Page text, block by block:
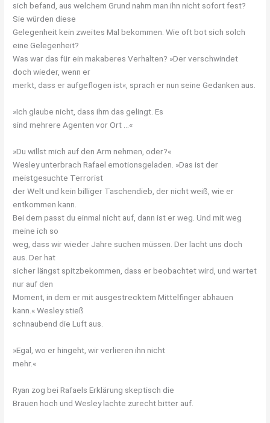
sich befand, aus welchem Grund nahm man ihn nicht sofort fest?
Sie würden diese
Gelegenheit kein zweites Mal bekommen. Wie oft bot sich solch
eine Gelegenheit?
Was war das für ein makaberes Verhalten? »Der verschwindet
doch wieder, wenn er
merkt, dass er aufgeflogen ist«, sprach er nun seine Gedanken aus.
»Ich glaube nicht, dass ihm das gelingt. Es
sind mehrere Agenten vor Ort …«
»Du willst mich auf den Arm nehmen, oder?«
Wesley unterbrach Rafael emotionsgeladen. »Das ist der
meistgesuchte Terrorist
der Welt und kein billiger Taschendieb, der nicht weiß, wie er
entkommen kann.
Bei dem passt du einmal nicht auf, dann ist er weg. Und mit weg
meine ich so
weg, dass wir wieder Jahre suchen müssen. Der lacht uns doch
aus. Der hat
sicher längst spitzbekommen, dass er beobachtet wird, und wartet
nur auf den
Moment, in dem er mit ausgestrecktem Mittelfinger abhauen
kann.« Wesley stieß
schnaubend die Luft aus.
»Egal, wo er hingeht, wir verlieren ihn nicht
mehr.«
Ryan zog bei Rafaels Erklärung skeptisch die
Brauen hoch und Wesley lachte zurecht bitter auf.